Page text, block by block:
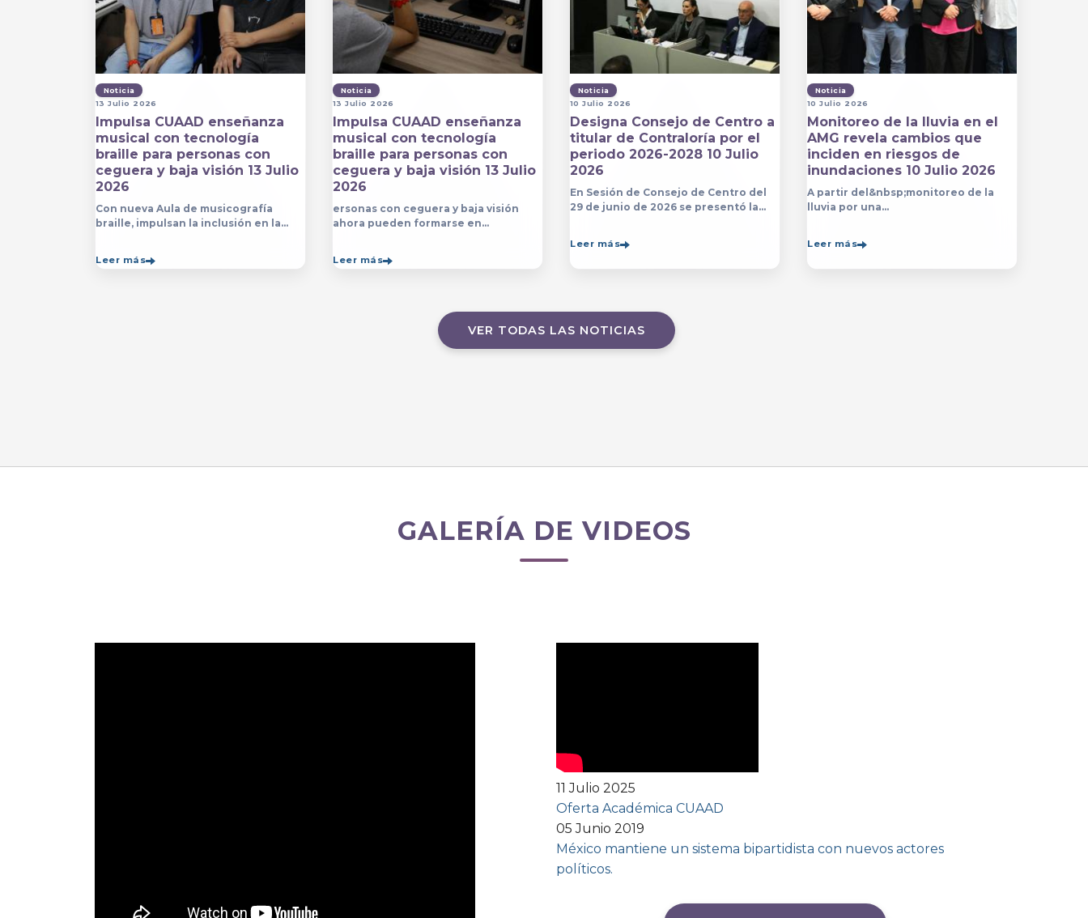
Noticia
13 Julio 2026
Impulsa CUAAD enseñanza
musical con tecnología
braille para personas con
ceguera y baja visión 13 Julio
2026
Con nueva Aula de musicografía
braille, impulsan la inclusión en la
visual se formen con mayor
Leer más
Noticia
13 Julio 2026
Impulsa CUAAD enseñanza
musical con tecnología
braille para personas con
ceguera y baja visión 13 Julio
2026
ersonas con ceguera y baja visión
ahora pueden formarse en
imparten en el&nbsp;
Leer más
Noticia
10 Julio 2026
Designa Consejo de Centro a
titular de Contraloría por el
periodo 2026-2028 10 Julio
2026
En Sesión de Consejo de Centro del
29 de junio de 2026 se presentó la
Contraloría del Centro Universitario
Leer más
Noticia
10 Julio 2026
Monitoreo de la lluvia en el
AMG revela cambios que
inciden en riesgos de
inundaciones 10 Julio 2026
A partir del&nbsp;monitoreo de la
lluvia por una
(UdeG)&nbsp;han constatado que la
Leer más
VER TODAS LAS NOTICIAS
GALERÍA DE VIDEOS
11 Julio 2025
Oferta Académica CUAAD
05 Junio 2019
México mantiene un sistema bipartidista con nuevos actores
políticos.